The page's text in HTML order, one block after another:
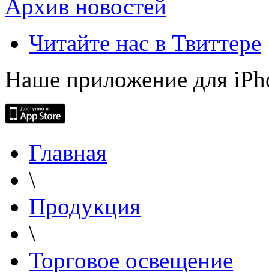
Архив новостей
Читайте нас в Твиттере
Наше приложение для
Главная
\
Продукция
\
Торговое освещение